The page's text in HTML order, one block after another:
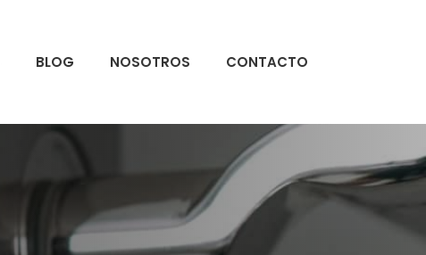
BLOG NOSOTROS CONTACTO